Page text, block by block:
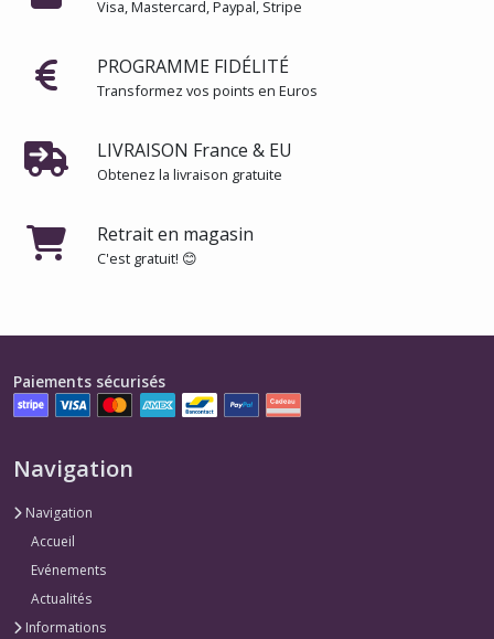
Visa, Mastercard, Paypal, Stripe
PROGRAMME FIDÉLITÉ
Transformez vos points en Euros
LIVRAISON France & EU
Obtenez la livraison gratuite
Retrait en magasin
C'est gratuit! 😊
Paiements sécurisés
Navigation
Navigation
Accueil
Evénements
Actualités
Informations